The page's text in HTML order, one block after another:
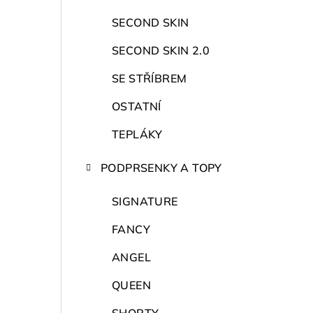
SECOND SKIN
SECOND SKIN 2.0
SE STŘÍBREM
OSTATNÍ
TEPLÁKY
PODPRSENKY A TOPY
SIGNATURE
FANCY
ANGEL
QUEEN